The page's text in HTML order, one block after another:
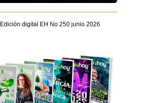
Edición digital EH No 250 junio 2026